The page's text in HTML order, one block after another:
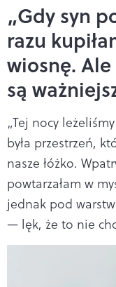
„Gdy syn
razu
wiosnę.
są
„Tej nocy
była przestrzeń,
nasze łóżko.
powtarzałam w
jednak pod
— lęk, że to nie